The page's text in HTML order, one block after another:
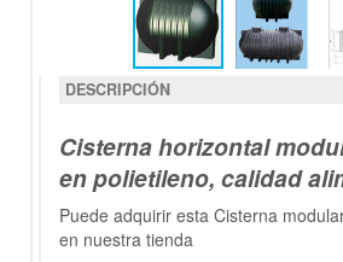
DESCRIPCIÓN
Cisterna horizontal
en polietileno, calidad
Puede adquirir esta Cisterna
en nuestra tienda